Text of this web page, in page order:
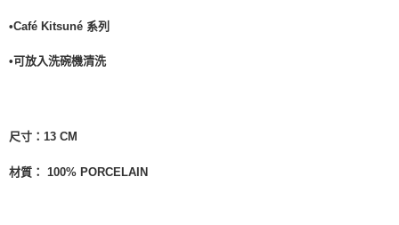
•Café Kitsuné 系列
•可放入洗碗機清洗
尺寸： 13 CM
材質： 100% PORCELAIN